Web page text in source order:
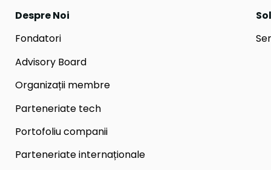
Despre Noi
Fondatori
Advisory Board
Organizații membre
Parteneriate tech
Portofoliu companii
Parteneriate internaționale